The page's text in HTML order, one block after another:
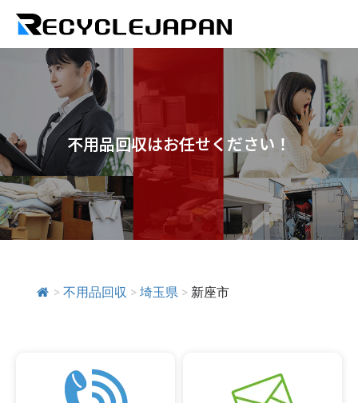
不用品回収はお任せください！
> 不用品回収 > 埼玉県 > 新座市